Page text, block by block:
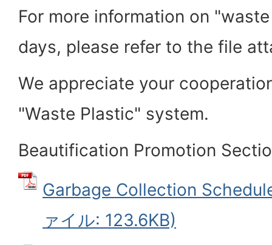
For more information on
days, please refer to the file
We appreciate your
"Waste Plastic" system.
Beautification Promotion
Garbage Collection
ァイル: 123.6KB)